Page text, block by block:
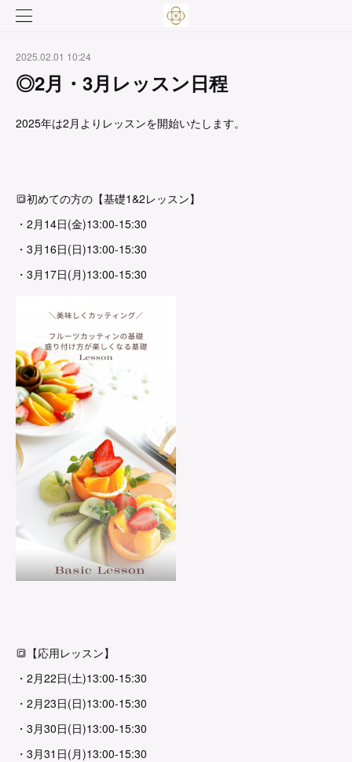
2025.02.01 10:24
◎2月・3月レッスン日程
2025年は2月よりレッスンを開始いたします。
🔳初めての方の【基礎1&2レッスン】
・2月14日(金)13:00-15:30
・3月16日(日)13:00-15:30
・3月17日(月)13:00-15:30
🔳【応用レッスン】
・2月22日(土)13:00-15:30
・2月23日(日)13:00-15:30
・3月30日(日)13:00-15:30
・3月31日(月)13:00-15:30